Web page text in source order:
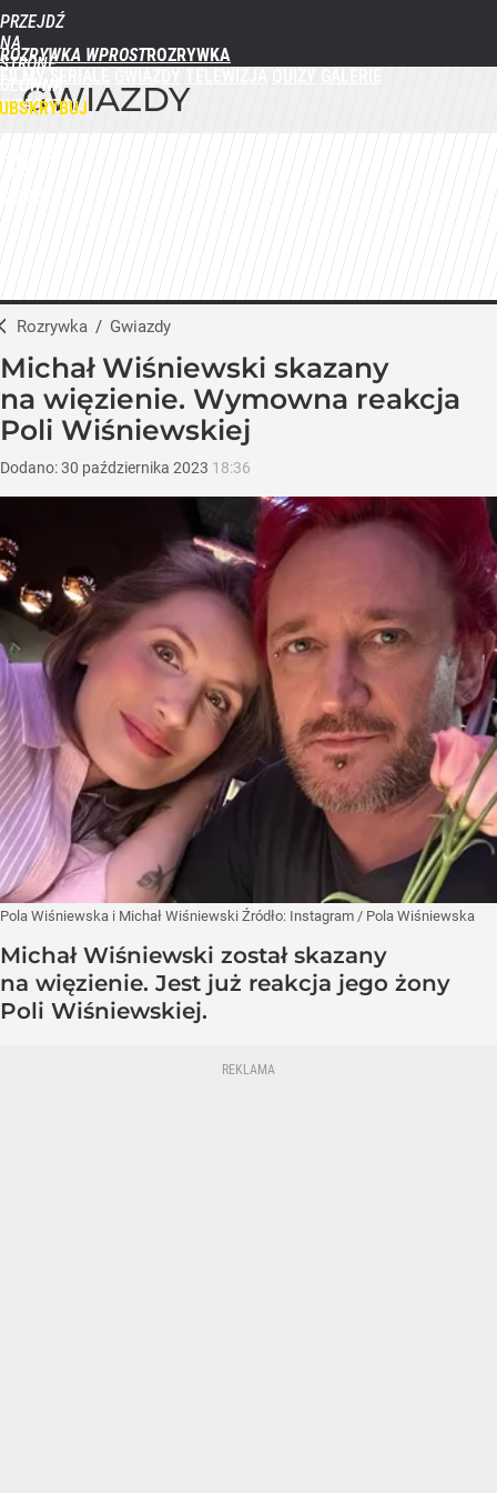
PRZEJDŹ
NA
STRONĘ
GŁÓWNĄ
WPROST.PL
ROZRYWKA WPROST
GWIAZDY
Rozrywka / Gwiazdy
Michał Wiśniewski skazany
na więzienie. Wymowna reakcja
Poli Wiśniewskiej
Dodano:30 października 2023 18:36
Pola Wiśniewska i Michał Wiśniewski Źródło: Instagram / Pola Wiśniewska
Michał Wiśniewski został skazany
na więzienie. Jest już reakcja jego żony
Poli Wiśniewskiej.